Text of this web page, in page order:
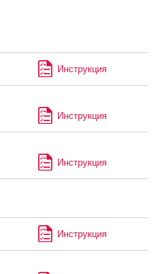
Инструкция
Инструкция
Инструкция
Инструкция